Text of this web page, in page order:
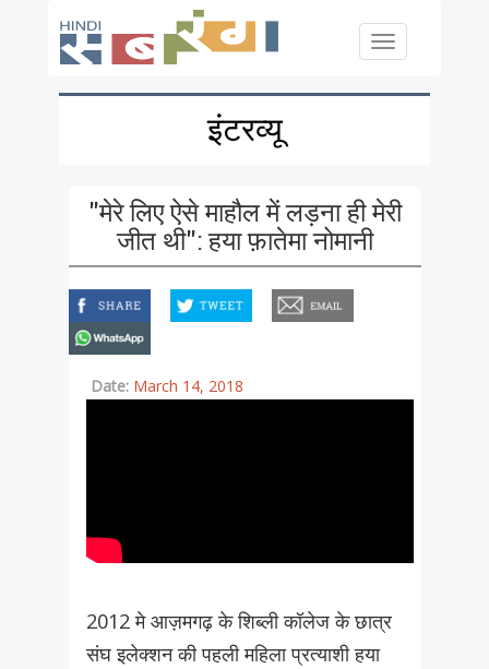
Toggle
इंटरव्यू
"मेरे लिए ऐसे माहौल में लड़ना ही मेरी
जीत थी": हया फ़ातेमा नोमानी
Date: March 14, 2018
2012 मे आज़मगढ़ के शिब्ली कॉलेज के छात्र
संघ इलेक्शन की पहली महिला प्रत्याशी हया